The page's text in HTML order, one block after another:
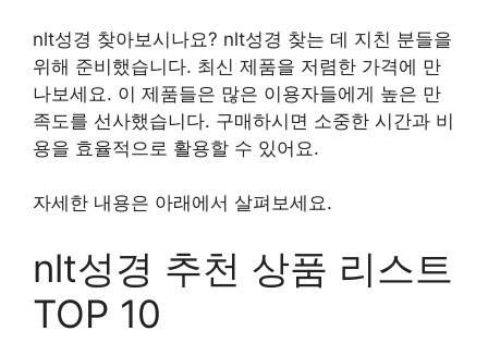
nlt성경 찾아보시나요? nlt성경 찾는 데 지친 분들을
위해 준비했습니다. 최신 제품을 저렴한 가격에 만
나보세요. 이 제품들은 많은 이용자들에게 높은 만
족도를 선사했습니다. 구매하시면 소중한 시간과 비
용을 효율적으로 활용할 수 있어요.
자세한 내용은 아래에서 살펴보세요.
nlt성경 추천 상품 리스트
TOP 10